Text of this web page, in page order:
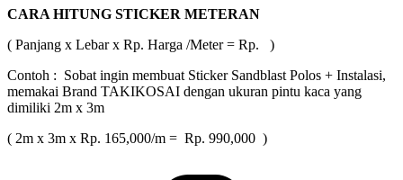
CARA HITUNG STICKER METERAN
( Panjang x Lebar x Rp. Harga /Meter = Rp. )
Contoh : Sobat ingin membuat Sticker Sandblast Polos + Instalasi,
memakai Brand TAKIKOSAI dengan ukuran pintu kaca yang
dimiliki 2m x 3m
( 2m x 3m x Rp. 165,000/m = Rp. 990,000 )